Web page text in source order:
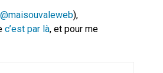
@maisouvaleweb),
c’est par là, et pour me